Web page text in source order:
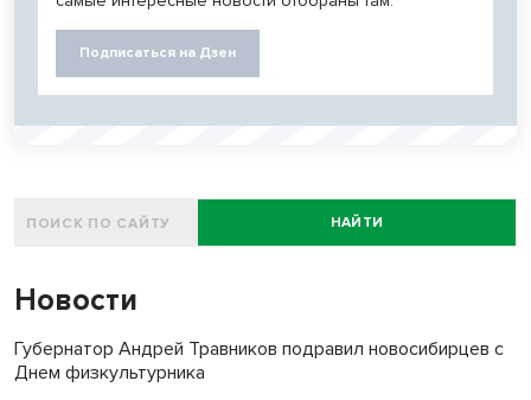
Подписаться на Дзен
НАЙТИ
Новости
Губернатор Андрей Травников подравил новосибирцев с
Днем физкультурника